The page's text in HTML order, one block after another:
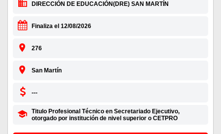
DIRECCIÓN DE EDUCACIÓN(DRE) SAN MARTÍN
Finaliza el 12/08/2026
276
San Martín
---
Titulo Profesional Técnico en Secretariado Ejecutivo,
otorgado por institución de nivel superior o CETPRO